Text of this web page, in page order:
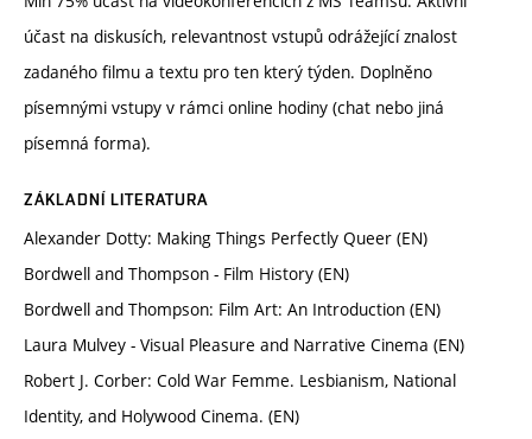
účast na diskusích, relevantnost vstupů odrážející znalost
zadaného filmu a textu pro ten který týden. Doplněno
písemnými vstupy v rámci online hodiny (chat nebo jiná
písemná forma).
ZÁKLADNÍ LITERATURA
Alexander Dotty: Making Things Perfectly Queer (EN)
Bordwell and Thompson - Film History (EN)
Bordwell and Thompson: Film Art: An Introduction (EN)
Laura Mulvey - Visual Pleasure and Narrative Cinema (EN)
Robert J. Corber: Cold War Femme. Lesbianism, National
Identity, and Holywood Cinema. (EN)